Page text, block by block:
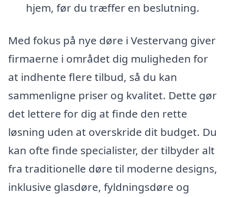
hjem, før du træffer en beslutning.
Med fokus på nye døre i Vestervang giver
firmaerne i området dig muligheden for
at indhente flere tilbud, så du kan
sammenligne priser og kvalitet. Dette gør
det lettere for dig at finde den rette
løsning uden at overskride dit budget. Du
kan ofte finde specialister, der tilbyder alt
fra traditionelle døre til moderne designs,
inklusive glasdøre, fyldningsdøre og